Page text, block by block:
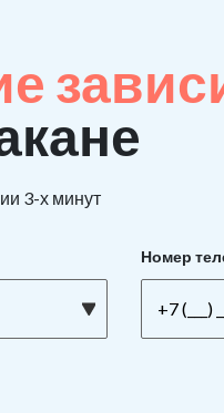
3-х минут
Номер